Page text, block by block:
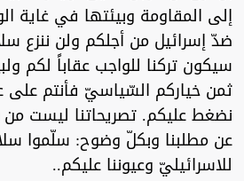
إلى المقاومة وبيئتها في غاية
ضدّ إسرائيل من أجلكم ولن ننزع
سيكون تركنا للواجب عقاباً لكم
ثمن خياركم السّياسيّ فأنتم على
نضغط عليكم. تصريحاتنا ليست من
عن مطلبنا وبكلّ وضوح: سلّموا
للاسرائيليّ وعيوننا عليكم..